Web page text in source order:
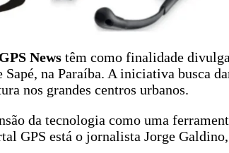
News têm como finalidade
na Paraíba. A iniciativa busca
nos grandes centros urbanos.
da tecnologia como uma
GPS está o jornalista Jorge